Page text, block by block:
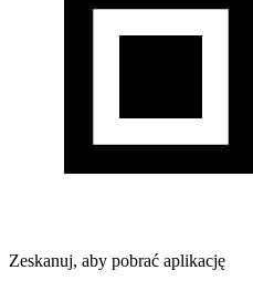
Zeskanuj, aby pobrać aplikację